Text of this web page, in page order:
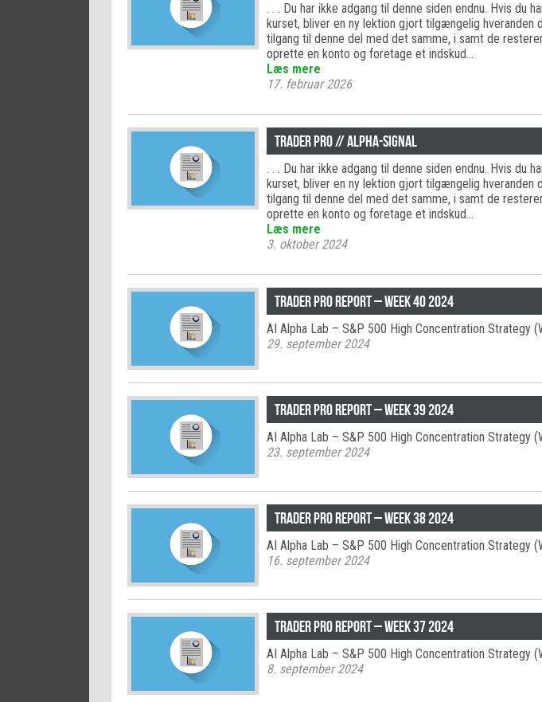
. . . Du har ikke adgang til denne siden endnu. Hvis du
kurset, bliver en ny lektion gjort tilgængelig hveranden
tilgang til denne del med det samme, i samt de
oprette en konto og foretage et indskud…
Læs mere
17. februar 2026
Trader PRO // Alpha-signal
. . . Du har ikke adgang til denne siden endnu. Hvis du
kurset, bliver en ny lektion gjort tilgængelig hveranden
tilgang til denne del med det samme, i samt de
oprette en konto og foretage et indskud…
Læs mere
3. oktober 2024
TRADER PRO report – week 40 2024
AI Alpha Lab – S&P 500 High Concentration Strategy
29. september 2024
TRADER PRO report – week 39 2024
AI Alpha Lab – S&P 500 High Concentration Strategy
23. september 2024
TRADER PRO report – week 38 2024
AI Alpha Lab – S&P 500 High Concentration Strategy
16. september 2024
TRADER PRO report – week 37 2024
AI Alpha Lab – S&P 500 High Concentration Strategy
8. september 2024